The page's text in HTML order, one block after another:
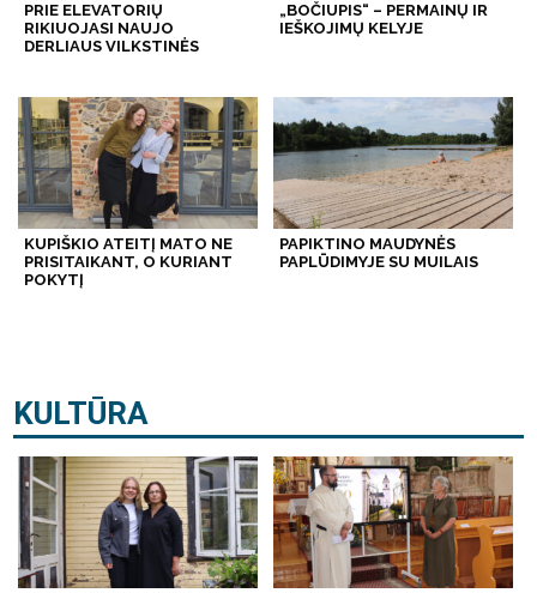
PRIE ELEVATORIŲ
RIKIUOJASI NAUJO
DERLIAUS VILKSTINĖS
„BOČIUPIS“ – PERMAINŲ IR
IEŠKOJIMŲ KELYJE
KUPIŠKIO ATEITĮ MATO NE
PRISITAIKANT, O KURIANT
POKYTĮ
PAPIKTINO MAUDYNĖS
PAPLŪDIMYJE SU MUILAIS
KULTŪRA